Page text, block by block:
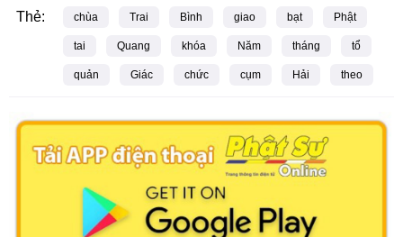
Thẻ: chùa Trai Bình giao bạt Phật
tai Quang khóa Năm tháng tổ
quản Giác chức cụm Hải theo